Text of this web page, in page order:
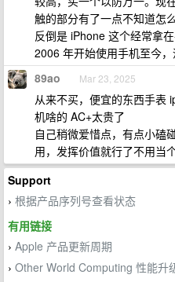
触的部分有了一点不知道怎
反倒是 iPhone 这个经常拿
2006 年开始使用手机至今，
89ao Mar 23, 2025
从来不买，便宜的东西手表
机啥的 AC+太贵了
自己稍微爱惜点，有点小磕
用，发挥价值就行了不用当
Support
› 根据产品序列号查看状态
有用链接
› Apple 产品更新周期
› Other World Computing 性能升